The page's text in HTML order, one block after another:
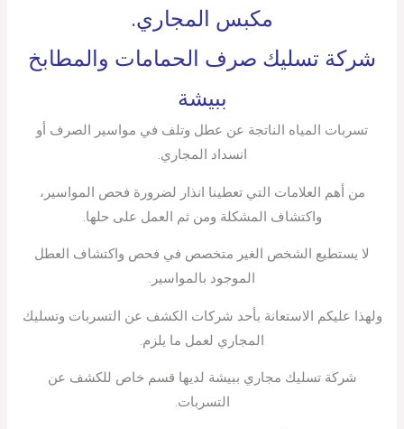
مكبس المجاري.
شركة تسليك صرف الحمامات والمطابخ
ببيشة
تسربات المياه الناتجة عن عطل وتلف في مواسير الصرف أو
انسداد المجاري.
من أهم العلامات التي تعطينا انذار لضرورة فحص المواسير،
واكتشاف المشكلة ومن ثم العمل على حلها.
لا يستطيع الشخص الغير متخصص في فحص واكتشاف العطل
الموجود بالمواسير.
ولهذا عليكم الاستعانة بأحد شركات الكشف عن التسربات وتسليك
المجاري لعمل ما يلزم.
شركة تسليك مجاري ببيشة لديها قسم خاص للكشف عن
التسربات.